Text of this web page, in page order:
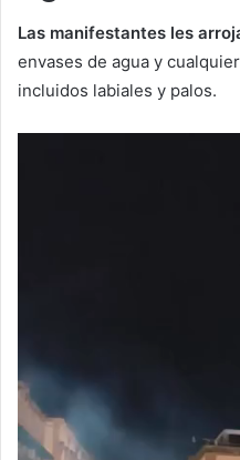
Las manifestantes les
envases de agua y
incluidos labiales y palos.